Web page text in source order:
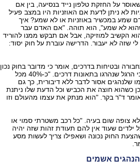
על החזקת טלפון נייד בנסיעה, בין אם
לא ניתן לדעת אם האוזניות היו במצב פעיל
שמע במכשיר באוזניות או לא שמע? איך
לא שמע", הוא תוהה. "אם האדם עבר
הקשיב למוזיקה, אבל אם תבקש ממנו להוריד
שזה לא יעבור. הדרישה עוברת על חוק יסוד:
ובטיחות בדרכים, אומר כי מדובר בחוק נכון
לישראל שבה יש גידול במספר הולכי הרגל שנהרגו בתאונות דרכים. "כ-40% מכל
שלנהגים אסור לדבר ללא דיבורית, כך גם
כשהוא חוצה את הכביש וכל הדעת שלו ניתנת
ד"ר בקר. "הוא מנתק את עצמו מהעולם וזו
צופה שום בעיה. "כל רכב משטרתי סמוי או
ילדים שעוד אין להם תעודת זהות שזה יהיה
החוק נכונה ושאפילו צריך לעשות מסע
אשמים